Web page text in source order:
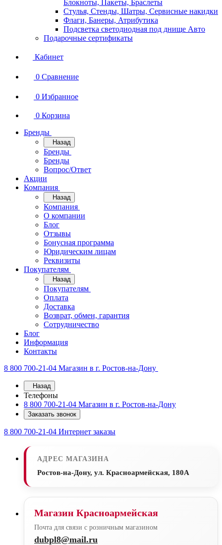
Блокноты, Пакеты, Браслеты
Стулья, Стенды, Шатры, Сервисные накидки
Флаги, Банеры, Атрибутика
Подсветка светодиодная под днище Авто
Подарочные сертификаты
Кабинет
0 Сравнение
0 Избранное
0 Корзина
Бренды
Назад
Бренды
Бренды
Вопрос/Ответ
Акции
Компания
Назад
Компания
О компании
Блог
Отзывы
Бонусная программа
Юридическим лицам
Реквизиты
Покупателям
Назад
Покупателям
Оплата
Доставка
Возврат, обмен, гарантия
Сотрудничество
Блог
Информация
Контакты
8 800 700-21-04 Магазин в г. Ростов-на-Дону
Назад
Телефоны
8 800 700-21-04 Магазин в г. Ростов-на-Дону
Заказать звонок
8 800 700-21-04 Интернет заказы
АДРЕС МАГАЗИНА
Ростов-на-Дону, ул. Красноармейская, 180А
Магазин Красноармейская
Почта для связи с розничным магазином
dubpl8@mail.ru